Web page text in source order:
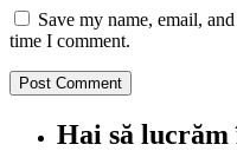
Save my name, email,
time I comment.
Hai să lucrăm